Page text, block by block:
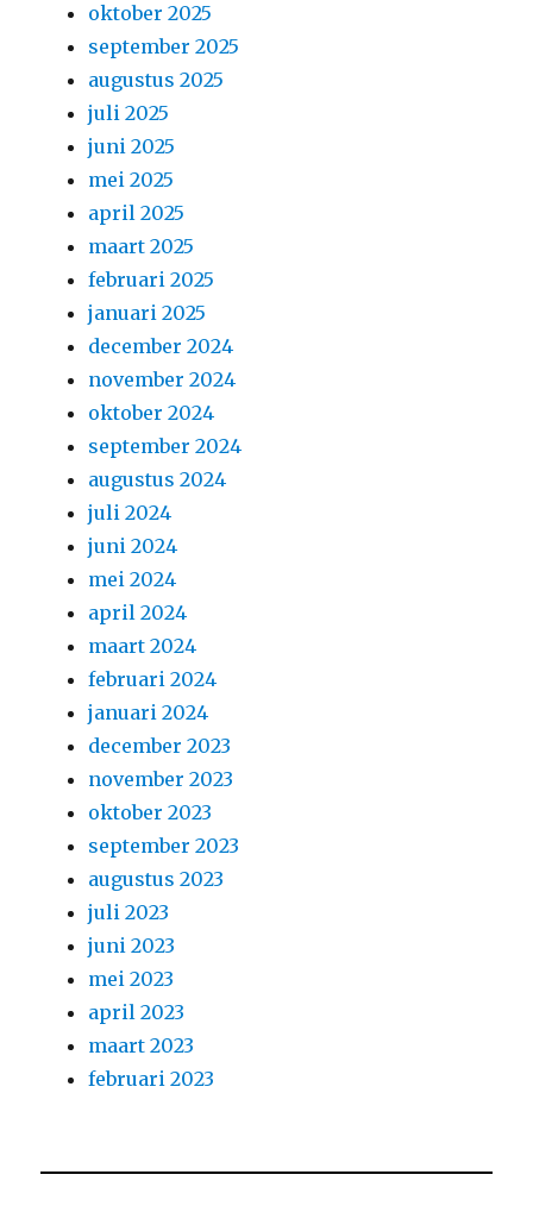
oktober 2025
september 2025
augustus 2025
juli 2025
juni 2025
mei 2025
april 2025
maart 2025
februari 2025
januari 2025
december 2024
november 2024
oktober 2024
september 2024
augustus 2024
juli 2024
juni 2024
mei 2024
april 2024
maart 2024
februari 2024
januari 2024
december 2023
november 2023
oktober 2023
september 2023
augustus 2023
juli 2023
juni 2023
mei 2023
april 2023
maart 2023
februari 2023